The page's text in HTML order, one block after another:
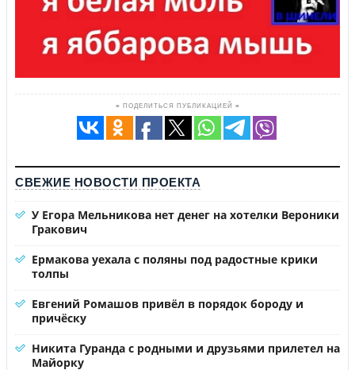
≡ ПОДЕЛИТЬСЯ ПУБЛИКАЦИЕЙ ≡
СВЕЖИЕ НОВОСТИ ПРОЕКТА
У Егора Мельникова нет денег на хотелки Вероники
Гракович
Ермакова уехала с поляны под радостные крики
толпы
Евгений Ромашов привёл в порядок бороду и
причёску
Никита Гуранда с родными и друзьями прилетел на
Майорку